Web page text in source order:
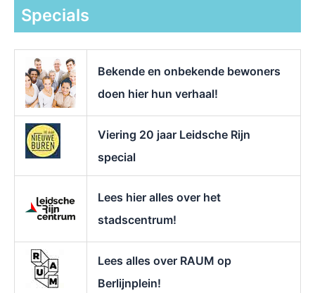
a
Specials
Bekende en onbekende bewoners
doen hier hun verhaal!
Viering 20 jaar Leidsche Rijn
special
Lees hier alles over het
stadscentrum!
Lees alles over RAUM op
Berlijnplein!